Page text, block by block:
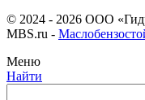
© 2024 - 2026 ООО
MBS.ru -
Меню
Найти